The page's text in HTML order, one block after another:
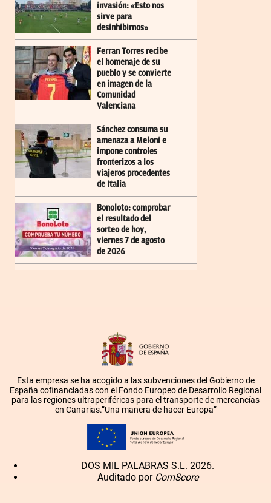
invasión: «Esto nos
sirve para
desinhibirnos»
Ferran Torres recibe
el homenaje de su
pueblo y se convierte
en imagen de la
Comunidad
Valenciana
Sánchez consuma su
amenaza a Meloni e
impone controles
fronterizos a los
viajeros procedentes
de Italia
Bonoloto: comprobar
el resultado del
sorteo de hoy,
viernes 7 de agosto
de 2026
Esta empresa se ha acogido a las subvenciones del Gobierno de
España cofinanciadas con el Fondo Europeo de Desarrollo Regional
para las regiones ultraperiféricas para el transporte de mercancías
en Canarias.”Una manera de hacer Europa”
DOS MIL PALABRAS S.L. 2026.
Auditado por ComScore